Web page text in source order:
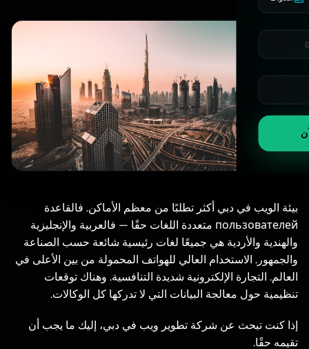
بيئة الويب في دبي أكثر تطلبًا من معظم الأماكن. فالقاعدة
пользователей متعددة اللغات حقًا — فالعربية والإنجليزية
والهندية والأردية هي جميعًا لغات رئيسية شائعة حسب الصناعة
والجمهور. الاستخدام العالي للهواتف المحمولة من بين الأعلى في
العالم. التجارة الإلكترونية شديدة التنافسية. وهناك توقعات
تنظيمية حول معالجة البيانات التي لا تدركها كل الوكالات.
إذا كنت تبحث عن شركة تطوير ويب في دبي، إليك ما يجب أن
تقيمه حقًا.